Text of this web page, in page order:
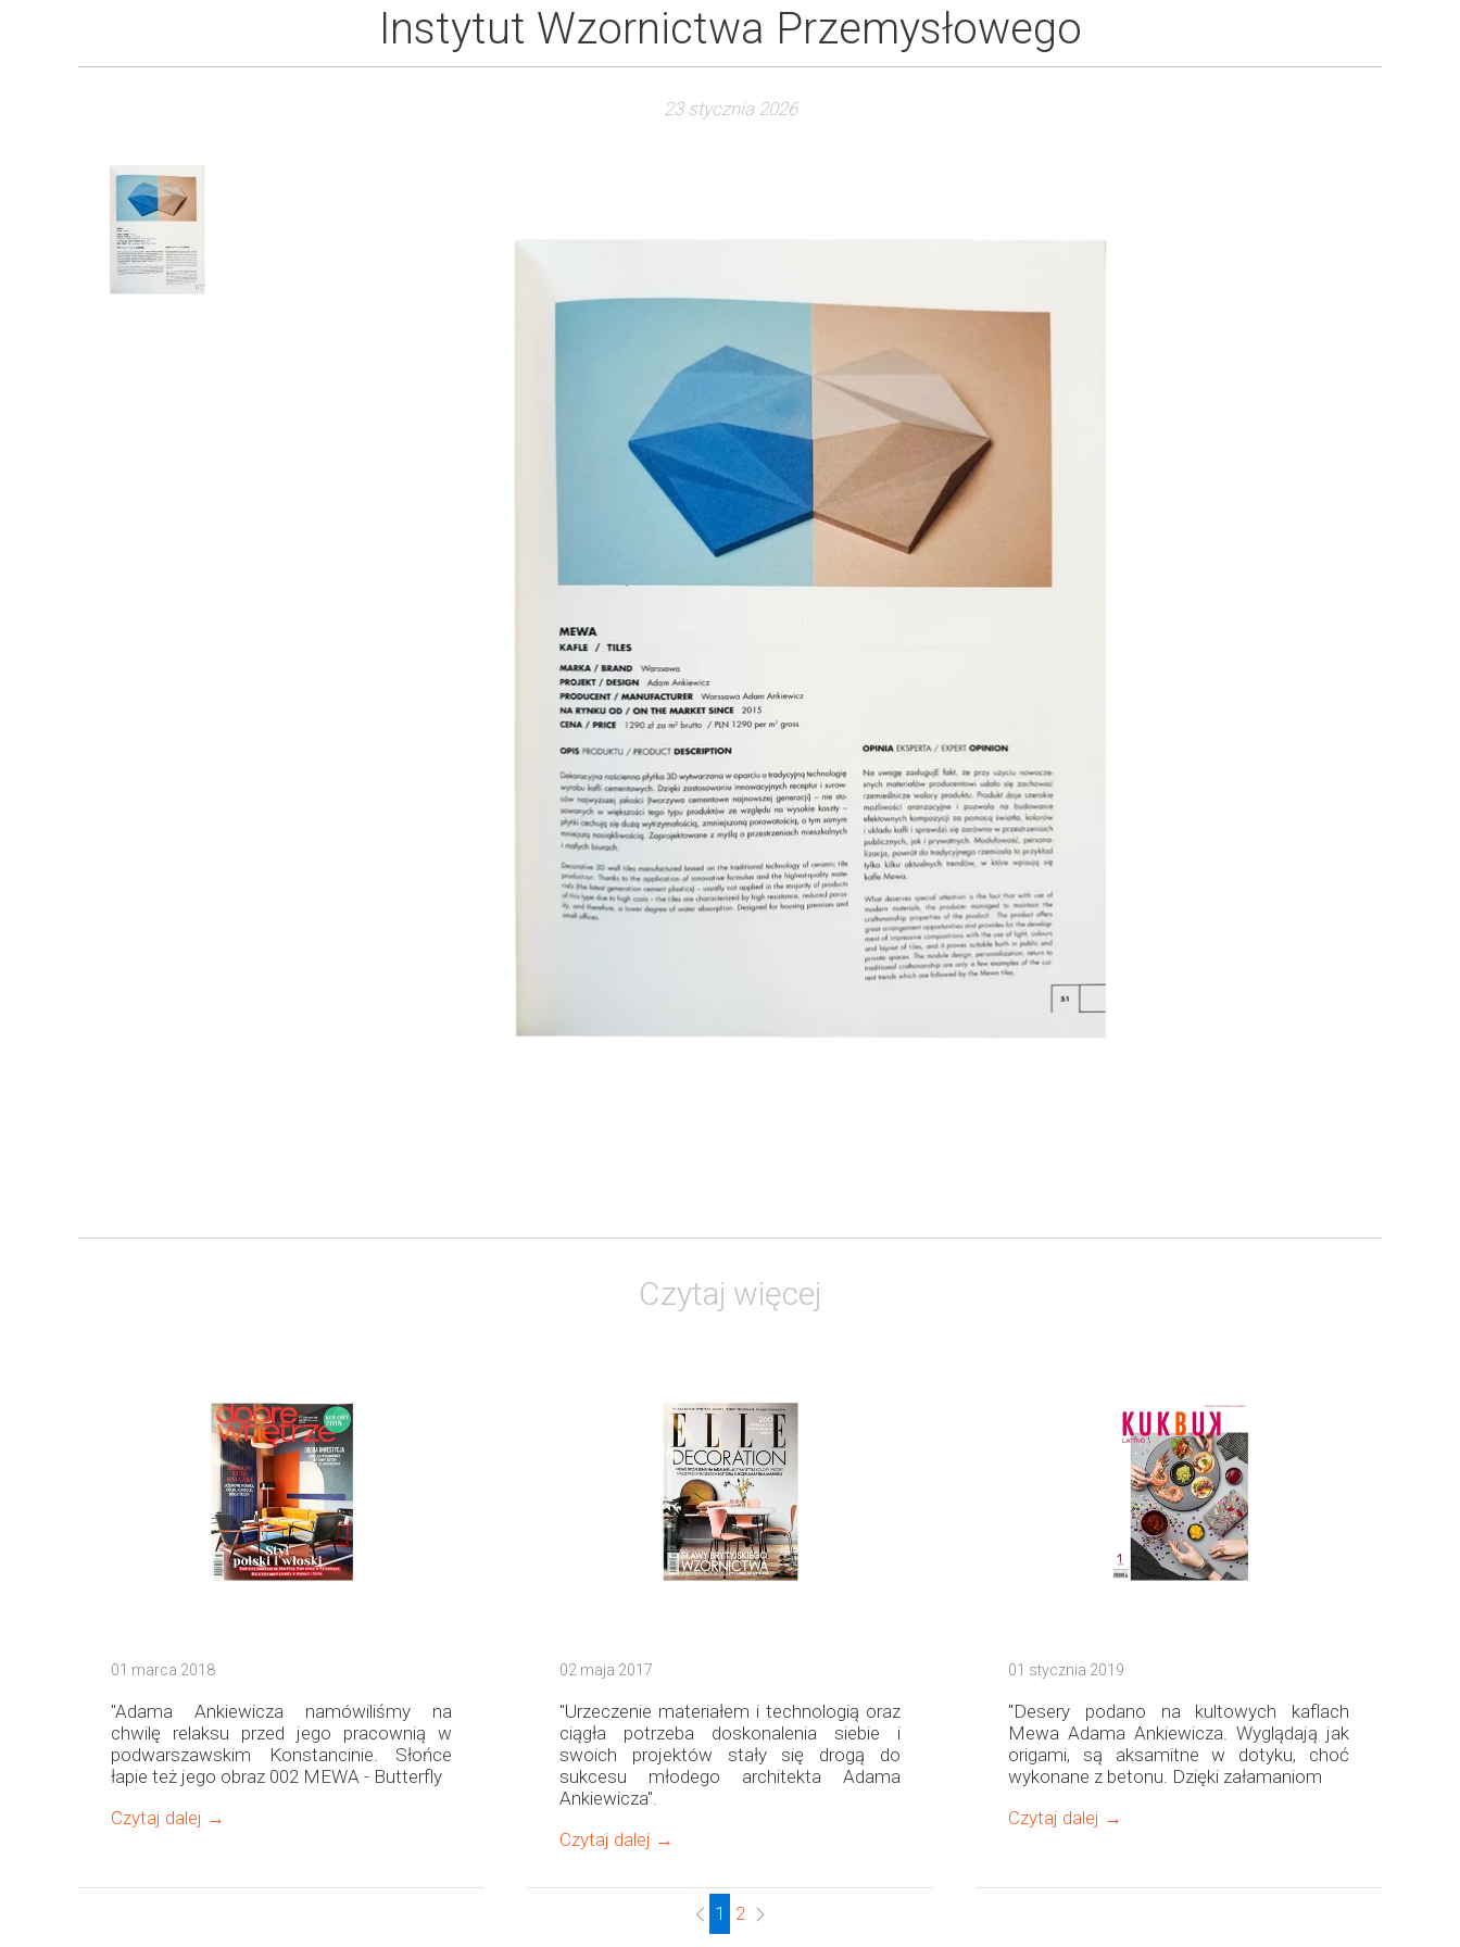
23 stycznia 2026
Instytut Wzornictwa Przemysłowego
Czytaj więcej
01 marca 2018
"Adama Ankiewicza namówiliśmy na
chwilę relaksu przed jego pracownią w
podwarszawskim Konstancinie. Słońce
łapie też jego obraz 002 MEWA - Butterfly
Czytaj dalej →
02 maja 2017
"Urzeczenie materiałem i technologią oraz
ciągła potrzeba doskonalenia siebie i
swoich projektów stały się drogą do
sukcesu młodego architekta Adama
Ankiewicza".
Czytaj dalej →
01 stycznia 2019
"Desery podano na kultowych kaflach
Mewa Adama Ankiewicza. Wyglądają jak
origami, są aksamitne w dotyku, choć
wykonane z betonu. Dzięki załamaniom
Czytaj dalej →
1 2